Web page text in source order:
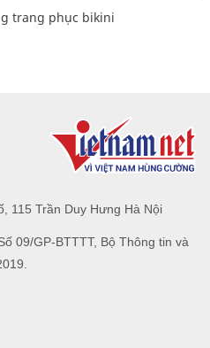
trang phục bikini
115 Trần Duy Hưng Hà Nội
09/GP-BTTTT, Bộ Thông tin và